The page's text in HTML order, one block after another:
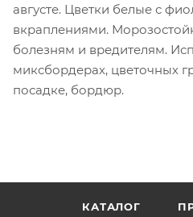
августе. Цветки белые с
вкраплениями.
болезням и вредителям.
миксбордерах, цветочных
посадке, бордюр.
КАТАЛОГ